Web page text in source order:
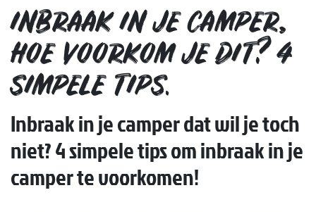
INBRAAK IN JE CAMPER,
HOE VOORKOM JE DIT? 4
SIMPELE TIPS.
Inbraak in je camper dat wil je toch
niet? 4 simpele tips om inbraak in je
camper te voorkomen!